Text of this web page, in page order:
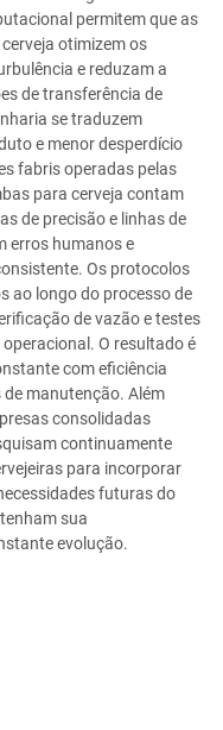
permitem que as
otimizem os
e reduzam a
de transferência de
se traduzem
e menor desperdício
fabris operadas pelas
para cerveja contam
de precisão e linhas de
erros humanos e
Os protocolos
ao longo do processo de
de vazão e testes
O resultado é
com eficiência
manutenção. Além
consolidadas
continuamente
para incorporar
futuras do
sua
evolução.